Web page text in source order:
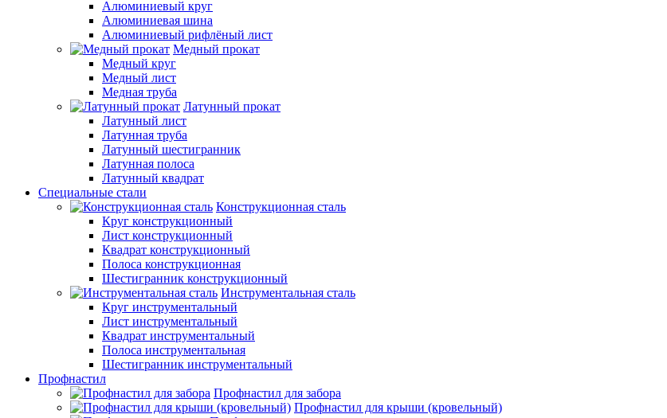
Алюминиевый круг
Алюминиевая шина
Алюминиевый рифлёный лист
Медный прокат
Медный круг
Медный лист
Медная труба
Латунный прокат
Латунный лист
Латунная труба
Латунный шестигранник
Латунная полоса
Латунный квадрат
Специальные стали
Конструкционная сталь
Круг конструкционный
Лист конструкционный
Квадрат конструкционный
Полоса конструкционная
Шестигранник конструкционный
Инструментальная сталь
Круг инструментальный
Лист инструментальный
Квадрат инструментальный
Полоса инструментальная
Шестигранник инструментальный
Профнастил
Профнастил для забора
Профнастил для крыши (кровельный)